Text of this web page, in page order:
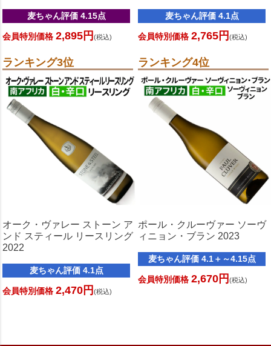
麦ちゃん評価 4.15点
会員特別価格 2,895円 (税込)
麦ちゃん評価 4.1点
会員特別価格 2,765円 (税込)
ランキング3位
オーク・ヴァレー ストーン ア
ンド スティール リースリング
2022
麦ちゃん評価 4.1点
会員特別価格 2,470円 (税込)
ランキング4位
ポール・クルーヴァー ソーヴ
ィニョン・ブラン 2023
麦ちゃん評価 4.1＋～4.15点
会員特別価格 2,670円 (税込)